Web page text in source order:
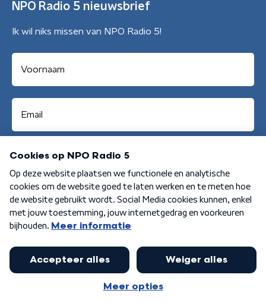
NPO Radio 5 nieuwsbrief
Ik wil niks missen van NPO Radio 5!
Aanmelden
Algemene voorwaarden Privacybeleid